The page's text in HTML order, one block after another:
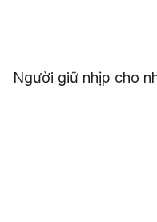
Người giữ nhịp cho